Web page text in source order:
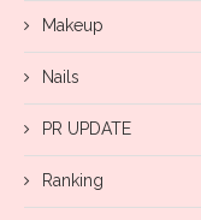
Makeup
Nails
PR UPDATE
Ranking